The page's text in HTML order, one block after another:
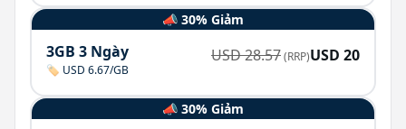
📣 30% Giảm
3GB 3 Ngày
🏷️ USD 6.67/GB
USD28.57(RRP)USD 20
📣 30% Giảm